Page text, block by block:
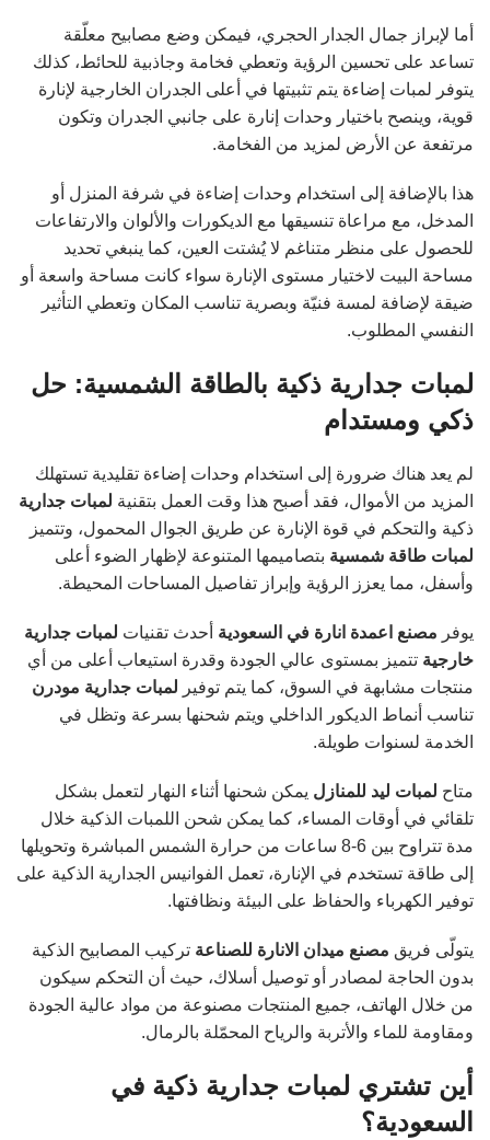
أما لإبراز جمال الجدار الحجري، فيمكن وضع مصابيح معلّقة
تساعد على تحسين الرؤية وتعطي فخامة وجاذبية للحائط، كذلك
يتوفر لمبات إضاءة يتم تثبيتها في أعلى الجدران الخارجية لإنارة
قوية، وينصح باختيار وحدات إنارة على جانبي الجدران وتكون
مرتفعة عن الأرض لمزيد من الفخامة.
هذا بالإضافة إلى استخدام وحدات إضاءة في شرفة المنزل أو
المدخل، مع مراعاة تنسيقها مع الديكورات والألوان والارتفاعات
للحصول على منظر متناغم لا يُشتت العين، كما ينبغي تحديد
مساحة البيت لاختيار مستوى الإنارة سواء كانت مساحة واسعة أو
ضيقة لإضافة لمسة فنيّة وبصرية تناسب المكان وتعطي التأثير
النفسي المطلوب.
لمبات جدارية ذكية بالطاقة الشمسية: حل
ذكي ومستدام
لم يعد هناك ضرورة إلى استخدام وحدات إضاءة تقليدية تستهلك
المزيد من الأموال، فقد أصبح هذا وقت العمل بتقنية لمبات جدارية
ذكية والتحكم في قوة الإنارة عن طريق الجوال المحمول، وتتميز
لمبات طاقة شمسية بتصاميمها المتنوعة لإظهار الضوء أعلى
وأسفل، مما يعزز الرؤية وإبراز تفاصيل المساحات المحيطة.
يوفر مصنع اعمدة انارة في السعودية أحدث تقنيات لمبات جدارية
خارجية تتميز بمستوى عالي الجودة وقدرة استيعاب أعلى من أي
منتجات مشابهة في السوق، كما يتم توفير لمبات جدارية مودرن
تناسب أنماط الديكور الداخلي ويتم شحنها بسرعة وتظل في
الخدمة لسنوات طويلة.
متاح لمبات ليد للمنازل يمكن شحنها أثناء النهار لتعمل بشكل
تلقائي في أوقات المساء، كما يمكن شحن اللمبات الذكية خلال
مدة تتراوح بين 6-8 ساعات من حرارة الشمس المباشرة وتحويلها
إلى طاقة تستخدم في الإنارة، تعمل الفوانيس الجدارية الذكية على
توفير الكهرباء والحفاظ على البيئة ونظافتها.
يتولّى فريق مصنع ميدان الانارة للصناعة تركيب المصابيح الذكية
بدون الحاجة لمصادر أو توصيل أسلاك، حيث أن التحكم سيكون
من خلال الهاتف، جميع المنتجات مصنوعة من مواد عالية الجودة
ومقاومة للماء والأتربة والرياح المحمّلة بالرمال.
أين تشتري لمبات جدارية ذكية في
السعودية؟